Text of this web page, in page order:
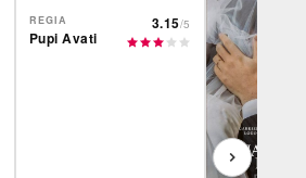
REGIA
Pupi Avati
3.15/5